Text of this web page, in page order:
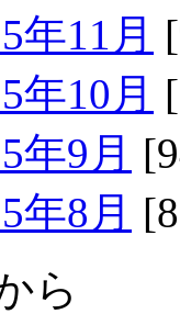
年11月
年10月
年9月
年8月
ら